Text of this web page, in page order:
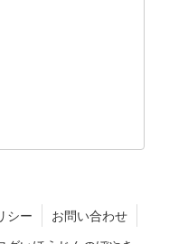
シー
お問い合わせ